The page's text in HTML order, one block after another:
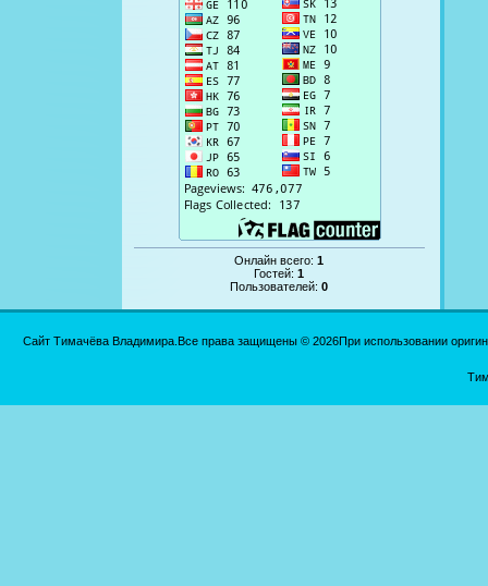
Онлайн всего:1
Гостей:1
Пользователей:0
Сайт Тимачёва Владимира.Все права защищены © 2026При использовании